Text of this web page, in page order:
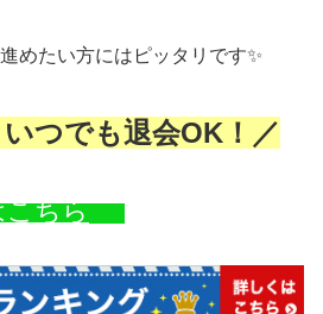
めたい方にはピッタリです✨
つでも退会OK！／
こちら